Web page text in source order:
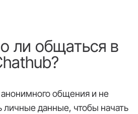
ли общаться в
общения и не
личные данные, чтобы начать